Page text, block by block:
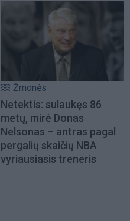
Žmonės
Netektis: sulaukęs 86
metų, mirė Donas
Nelsonas – antras pagal
pergalių skaičių NBA
vyriausiasis treneris